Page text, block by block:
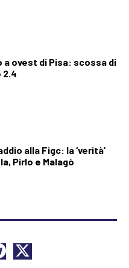
a ovest di Pisa: scossa di
2.4
alla Figc: la ‘verità’
Pirlo e Malagò